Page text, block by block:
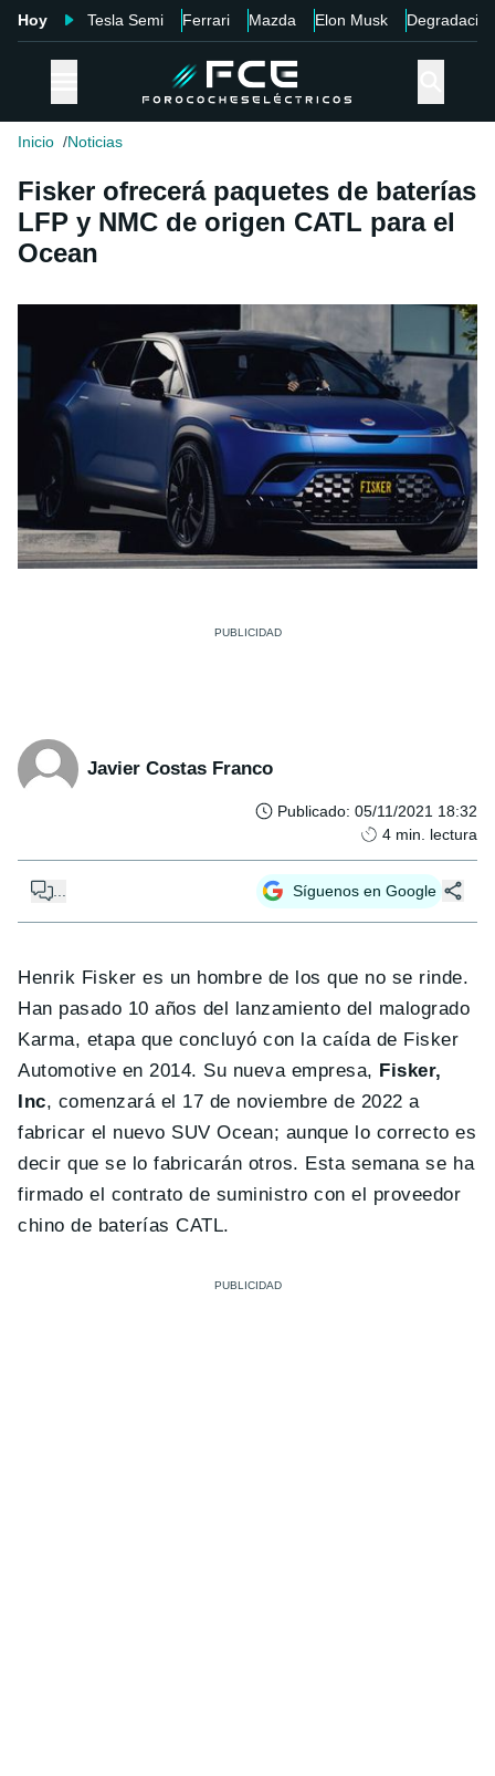
Hoy Tesla Semi Ferrari Mazda Elon Musk Degradación
Inicio Noticias
Fisker ofrecerá paquetes de baterías
LFP y NMC de origen CATL para el
Ocean
Javier Costas Franco
Publicado: 05/11/2021 18:32
4 min. lectura
Síguenos en Google
Henrik Fisker es un hombre de los que no se rinde.
Han pasado 10 años del lanzamiento del malogrado
Karma, etapa que concluyó con la caída de Fisker
Automotive en 2014. Su nueva empresa, Fisker,
Inc, comenzará el 17 de noviembre de 2022 a
fabricar el nuevo SUV Ocean; aunque lo correcto es
decir que se lo fabricarán otros. Esta semana se ha
firmado el contrato de suministro con el proveedor
chino de baterías CATL.